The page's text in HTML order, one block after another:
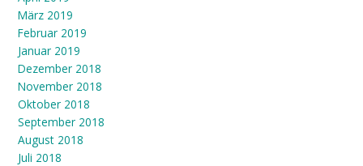
März 2019
Februar 2019
Januar 2019
Dezember 2018
November 2018
Oktober 2018
September 2018
August 2018
Juli 2018